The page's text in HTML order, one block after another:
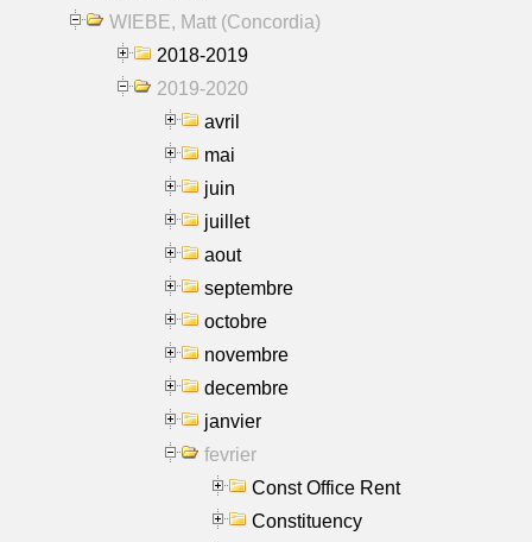
WIEBE, Matt (Concordia)
2018-2019
2019-2020
avril
mai
juin
juillet
aout
septembre
octobre
novembre
decembre
janvier
fevrier
Const Office Rent
Constituency